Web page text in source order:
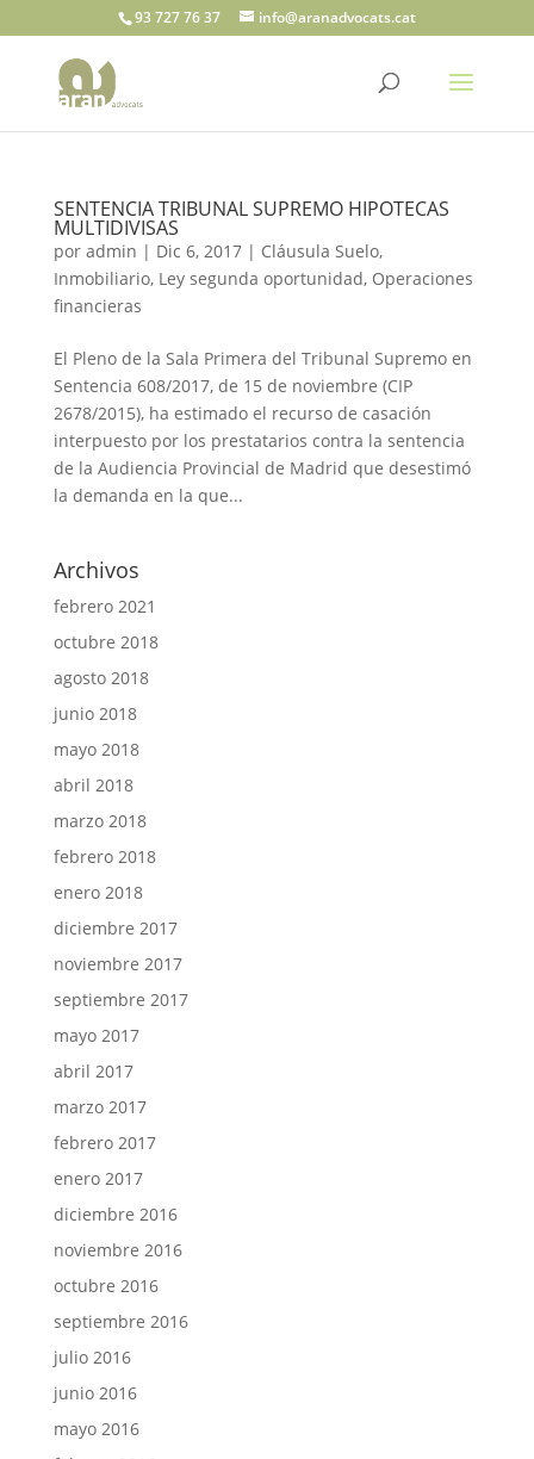
93 727 76 37 info@aranadvocats.cat
SENTENCIA TRIBUNAL SUPREMO HIPOTECAS
MULTIDIVISAS
por admin | Dic 6, 2017| Cláusula Suelo,
Inmobiliario, Ley segunda oportunidad, Operaciones
financieras
El Pleno de la Sala Primera del Tribunal Supremo en
Sentencia 608/2017, de 15 de noviembre (CIP
2678/2015), ha estimado el recurso de casación
interpuesto por los prestatarios contra la sentencia
de la Audiencia Provincial de Madrid que desestimó
la demanda en la que...
Archivos
febrero 2021
octubre 2018
agosto 2018
junio 2018
mayo 2018
abril 2018
marzo 2018
febrero 2018
enero 2018
diciembre 2017
noviembre 2017
septiembre 2017
mayo 2017
abril 2017
marzo 2017
febrero 2017
enero 2017
diciembre 2016
noviembre 2016
octubre 2016
septiembre 2016
julio 2016
junio 2016
mayo 2016